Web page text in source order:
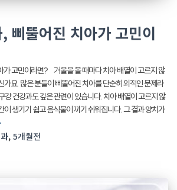
삐뚤어진 치아가 고민이
가 고민이라면? 거울을 볼 때마다 치아 배열이 고르지 않
가요. 많은 분들이 삐뚤어진 치아를 단순히 외적인 문제라
강 건강과도 깊은 관련이 있습니다. 치아 배열이 고르지 않
이 생기기 쉽고 음식물이 끼기 쉬워집니다. 그 결과 양치가
, 5개월전